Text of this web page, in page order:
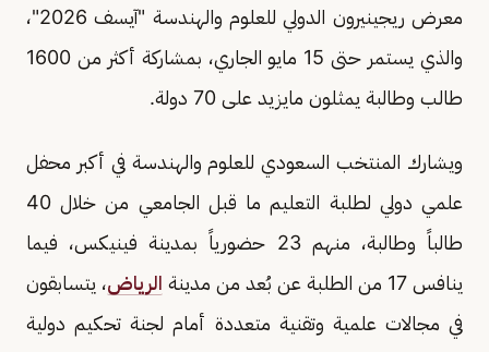
معرض ريجينيرون الدولي للعلوم والهندسة "آيسف 2026"،
والذي يستمر حتى 15 مايو الجاري، بمشاركة أكثر من 1600
طالب وطالبة يمثلون مايزيد على 70 دولة.
ويشارك المنتخب السعودي للعلوم والهندسة في أكبر محفل
علمي دولي لطلبة التعليم ما قبل الجامعي من خلال 40
طالباً وطالبة، منهم 23 حضورياً بمدينة فينيكس، فيما
ينافس 17 من الطلبة عن بُعد من مدينة
الرياض، يتسابقون
في مجالات علمية وتقنية متعددة أمام لجنة تحكيم دولية